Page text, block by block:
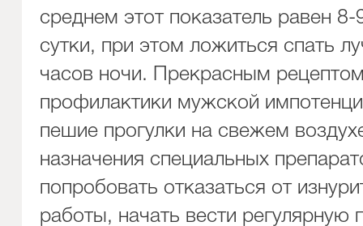
среднем этот показатель равен
сутки, при этом ложиться спать
часов ночи. Прекрасным
профилактики мужской
пешие прогулки на свежем
назначения специальных
попробовать отказаться от
работы, начать вести регулярную